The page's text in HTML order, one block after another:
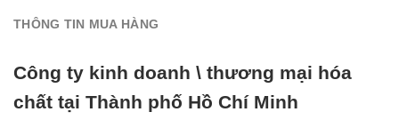
THÔNG TIN MUA HÀNG
Công ty kinh doanh \ thương mại hóa
chất tại Thành phố Hồ Chí Minh